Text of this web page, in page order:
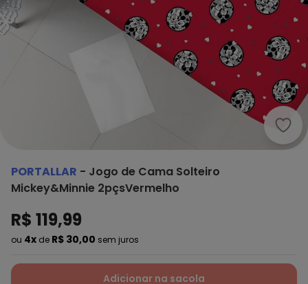
PORTALLAR - Jogo de Cama Solteiro
Mickey&Minnie 2pçsVermelho
R$ 119,99
ou 4x de R$ 30,00 sem juros
Adicionar na sacola